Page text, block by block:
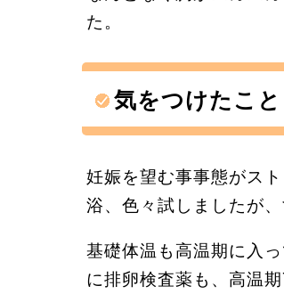
た。
気をつけたこと
妊娠を望む事事態がス
浴、色々試しましたが
基礎体温も高温期に入
に排卵検査薬も、高温